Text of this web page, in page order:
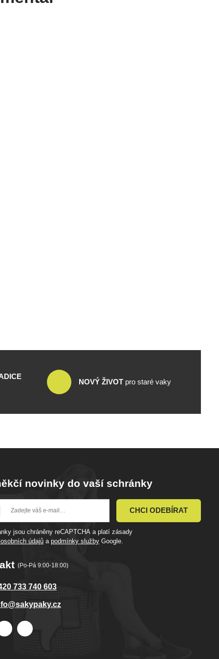
NOVÝ ŽIVOT pro staré vaky
novinky do vaší schránky
CHCI ODEBÍRAT
jsou chráněny reCAPTCHA a platí zásady
údajů a podmínky služby Google.
(Po-Pá 9:00-18:00)
733 740 603